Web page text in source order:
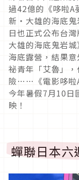
過42億的《哆啦A
新‧大雄的海底鬼
日也正式公布台
大雄的海底鬼岩
海底露營，結果
祕青年「艾魯」
險……《電影哆啦
今年暑假7月10日
映！
蟬聯日本六